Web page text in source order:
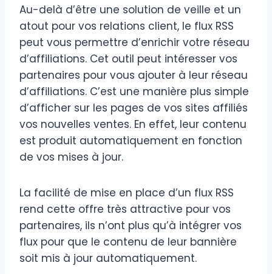
Au-delà d’être une solution de veille et un
atout pour vos relations client, le flux RSS
peut vous permettre d’enrichir votre réseau
d’affiliations. Cet outil peut intéresser vos
partenaires pour vous ajouter à leur réseau
d’affiliations. C’est une manière plus simple
d’afficher sur les pages de vos sites affiliés
vos nouvelles ventes. En effet, leur contenu
est produit automatiquement en fonction
de vos mises à jour.
La facilité de mise en place d’un flux RSS
rend cette offre très attractive pour vos
partenaires, ils n’ont plus qu’à intégrer vos
flux pour que le contenu de leur bannière
soit mis à jour automatiquement.